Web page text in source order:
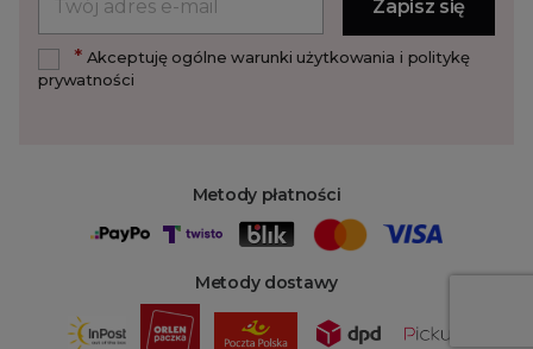
Metody płatności
Metody dostawy
*Akceptuję ogólne warunki użytkowania i politykę
prywatności